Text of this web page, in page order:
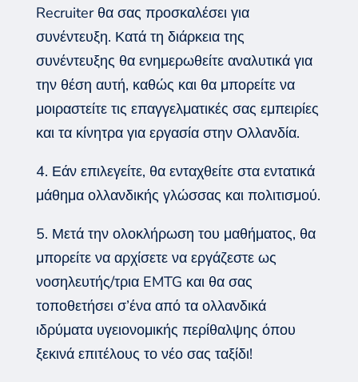
Recruiter θα σας προσκαλέσει για
συνέντευξη. Κατά τη διάρκεια της
συνέντευξης θα ενημερωθείτε αναλυτικά για
την θέση αυτή, καθώς και θα μπορείτε να
μοιραστείτε τις επαγγελματικές σας εμπειρίες
και τα κίνητρα για εργασία στην Ολλανδία.
4. Εάν επιλεγείτε, θα ενταχθείτε στα εντατικά
μάθημα ολλανδικής γλώσσας και πολιτισμού.
5. Μετά την ολοκλήρωση του μαθήματος, θα
μπορείτε να αρχίσετε να εργάζεστε ως
νοσηλευτής/τρια EMTG και θα σας
τοποθετήσει σ’ένα από τα ολλανδικά
ιδρύματα υγειονομικής περίθαλψης όπου
ξεκινά επιτέλους το νέο σας ταξίδι!